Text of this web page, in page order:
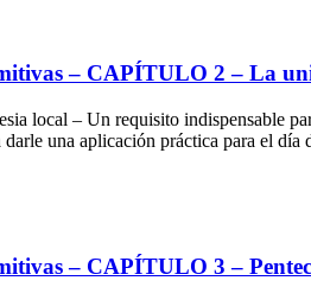
– CAPÍTULO 2 – La
local – Un requisito indispensable
darle una aplicación práctica para el
– CAPÍTULO 3 –